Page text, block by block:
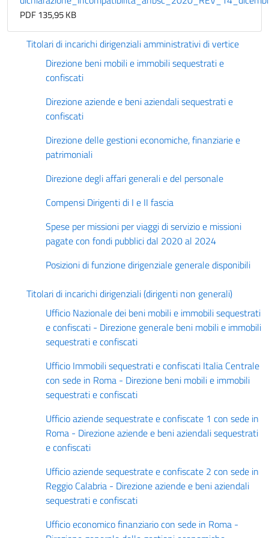
PDF 135,95 KB
Titolari di incarichi dirigenziali amministrativi di vertice
Direzione beni mobili e immobili sequestrati e
confiscati
Direzione aziende e beni aziendali sequestrati e
confiscati
Direzione delle gestioni economiche, finanziarie e
patrimoniali
Direzione degli affari generali e del personale
Compensi Dirigenti di I e II fascia
Spese per missioni per viaggi di servizio e missioni
pagate con fondi pubblici dal 2020 al 2024
Posizioni di funzione dirigenziale generale disponibili
Titolari di incarichi dirigenziali (dirigenti non generali)
Ufficio Nazionale dei beni mobili e immobili sequestrati
e confiscati - Direzione generale beni mobili e immobili
sequestrati e confiscati
Ufficio Immobili sequestrati e confiscati Italia Centrale
con sede in Roma - Direzione beni mobili e immobili
sequestrati e confiscati
Ufficio aziende sequestrate e confiscate 1 con sede in
Roma - Direzione aziende e beni aziendali sequestrati
e confiscati
Ufficio aziende sequestrate e confiscate 2 con sede in
Reggio Calabria - Direzione aziende e beni aziendali
sequestrati e confiscati
Ufficio economico finanziario con sede in Roma -